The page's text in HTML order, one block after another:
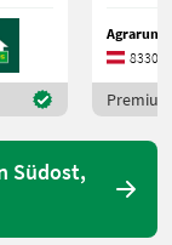
8330
Südost,